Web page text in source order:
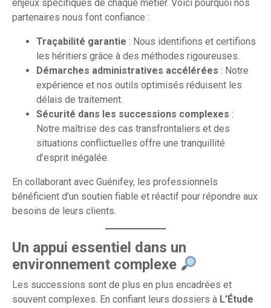
enjeux spécifiques de chaque métier. Voici pourquoi nos
partenaires nous font confiance :
Traçabilité garantie : Nous identifions et certifions
les héritiers grâce à des méthodes rigoureuses.
Démarches administratives accélérées : Notre
expérience et nos outils optimisés réduisent les
délais de traitement.
Sécurité dans les successions complexes :
Notre maîtrise des cas transfrontaliers et des
situations conflictuelles offre une tranquillité
d’esprit inégalée.
En collaborant avec Guénifey, les professionnels
bénéficient d’un soutien fiable et réactif pour répondre aux
besoins de leurs clients.
Un appui essentiel dans un
environnement complexe
Les successions sont de plus en plus encadrées et
souvent complexes. En confiant leurs dossiers à L’Étude